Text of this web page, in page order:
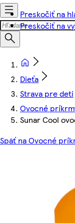
Preskočiť na
Preskočiť na
Dieťa
Strava pre deti
Ovocné
Sunar Cool
Späť na Ovocné